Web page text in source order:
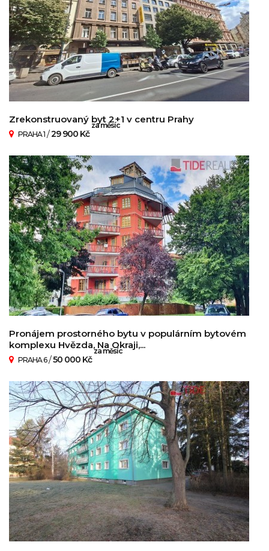
Zrekonstruovaný byt 2+1 v centru Prahy
PRAHA 1 /29 900 Kč
za měsíc
Pronájem prostorného bytu v populárním bytovém
komplexu Hvězda, Na Okraji,...
PRAHA 6/50 000 Kč
za měsíc